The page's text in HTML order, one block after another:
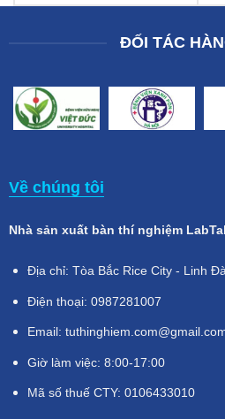
ĐỐI TÁC
Về chúng tôi
Nhà sản xuất bàn thí nghiệm
Địa chỉ: Tòa Bắc Rice City - Linh
Điện thoại: 0987281007
Email:
Giờ làm việc: 8:00-17:00
Mã số thuế CTY: 0106433010